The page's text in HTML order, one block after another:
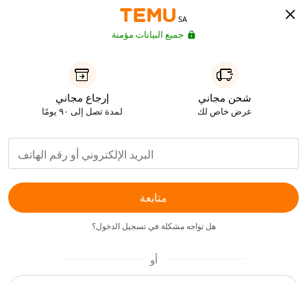
SA
جميع البيانات مؤمنة
شحن مجاني
عرض خاص لك
إرجاع مجاني
لمدة تصل إلى ٩٠ يومًا
متابعة
هل تواجه مشكلة في تسجيل الدخول؟
أو